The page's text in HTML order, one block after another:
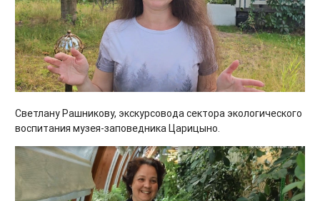
Светлану Рашникову, экскурсовода сектора экологического
воспитания музея-заповедника Царицыно.